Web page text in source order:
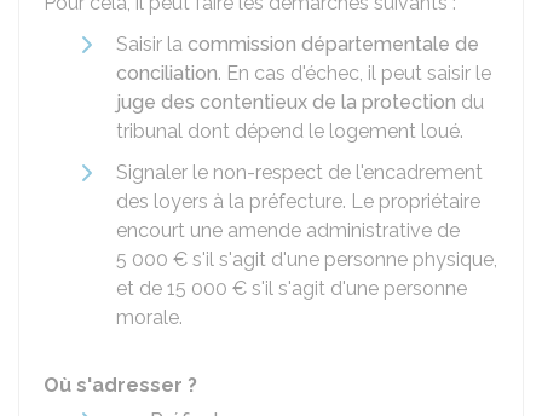
Saisir la commission départementale de
conciliation. En cas d'échec, il peut saisir le
juge des contentieux de la protection du
tribunal dont dépend le logement loué.
Signaler le non-respect de l'encadrement
des loyers à la préfecture. Le propriétaire
encourt une amende administrative de
5 000 € s'il s'agit d'une personne physique,
et de 15 000 € s'il s'agit d'une personne
morale.
Où s'adresser ?